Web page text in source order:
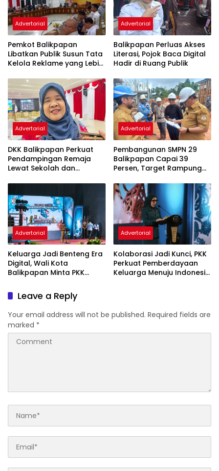
Advertorial
Pemkot Balikpapan
Libatkan Publik Susun Tata
Kelola Reklame yang Lebih
Advertorial
Balikpapan Perluas Akses
Literasi, Pojok Baca Digital
Hadir di Ruang Publik
Advertorial
DKK Balikpapan Perkuat
Pendampingan Remaja
Lewat Sekolah dan
Advertorial
Pembangunan SMPN 29
Balikpapan Capai 39
Persen, Target Rampung
Advertorial
Keluarga Jadi Benteng Era
Digital, Wali Kota
Balikpapan Minta PKK
Karakter Generasi Muda
Advertorial
Kolaborasi Jadi Kunci, PKK
Perkuat Pemberdayaan
Keluarga Menuju Indonesia
Leave a Reply
Your email address will not be published. Required fields are
marked *